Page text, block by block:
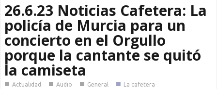
26.6.23 Noticias Cafetera: La
policía de Murcia para un
concierto en el Orgullo
porque la cantante se quitó
la camiseta
■ Actualidad ■ Audio ■ General ■ La cafetera